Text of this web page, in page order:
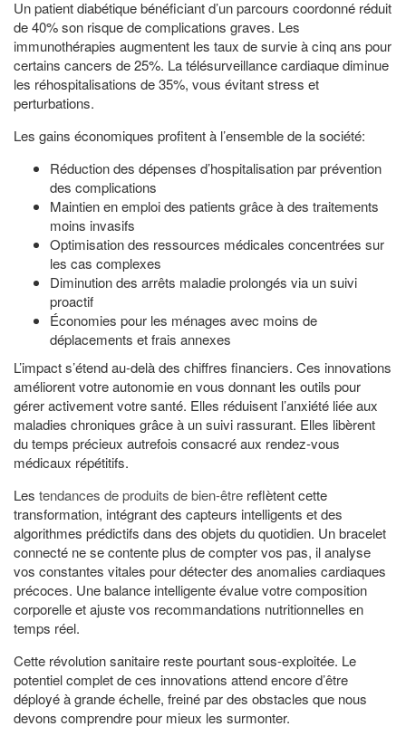
Un patient diabétique bénéficiant d’un parcours coordonné réduit
de 40% son risque de complications graves. Les
immunothérapies augmentent les taux de survie à cinq ans pour
certains cancers de 25%. La télésurveillance cardiaque diminue
les réhospitalisations de 35%, vous évitant stress et
perturbations.
Les gains économiques profitent à l’ensemble de la société:
Réduction des dépenses d’hospitalisation par prévention
des complications
Maintien en emploi des patients grâce à des traitements
moins invasifs
Optimisation des ressources médicales concentrées sur
les cas complexes
Diminution des arrêts maladie prolongés via un suivi
proactif
Économies pour les ménages avec moins de
déplacements et frais annexes
L’impact s’étend au-delà des chiffres financiers. Ces innovations
améliorent votre autonomie en vous donnant les outils pour
gérer activement votre santé. Elles réduisent l’anxiété liée aux
maladies chroniques grâce à un suivi rassurant. Elles libèrent
du temps précieux autrefois consacré aux rendez-vous
médicaux répétitifs.
Les tendances de produits de bien-être reflètent cette
transformation, intégrant des capteurs intelligents et des
algorithmes prédictifs dans des objets du quotidien. Un bracelet
connecté ne se contente plus de compter vos pas, il analyse
vos constantes vitales pour détecter des anomalies cardiaques
précoces. Une balance intelligente évalue votre composition
corporelle et ajuste vos recommandations nutritionnelles en
temps réel.
Cette révolution sanitaire reste pourtant sous-exploitée. Le
potentiel complet de ces innovations attend encore d’être
déployé à grande échelle, freiné par des obstacles que nous
devons comprendre pour mieux les surmonter.